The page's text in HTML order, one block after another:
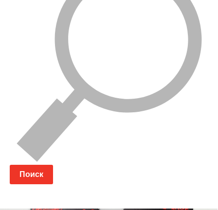
Поиск